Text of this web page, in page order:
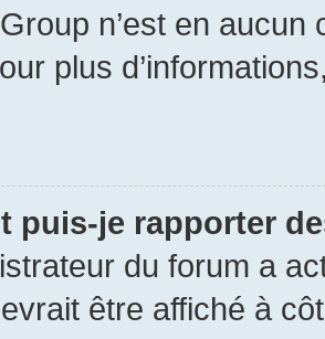
n’est en
plus
puis-je rapporter
du forum a
être affiché à